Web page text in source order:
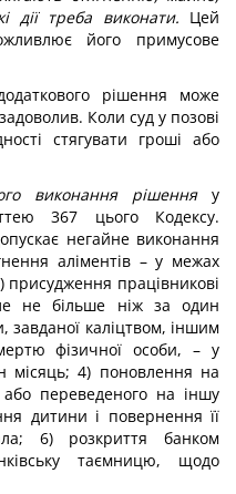
дії треба виконати. Цей
його примусове
рішення може
Коли суд у позові
стягувати гроші або
виконання рішенняу
367 цього Кодексу.
негайне виконання
аліментів – у межах
працівникові
не більше ніж за один
завданої каліцтвом, іншим
фізичної особи, – у
місяць; 4) поновлення на
або переведеного на іншу
дитини і повернення її
6) розкриття банком
таємницю, щодо